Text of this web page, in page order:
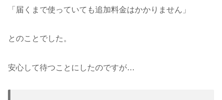
「届くまで使っていても追加料金はかかりません」
とのことでした。
安心して待つことにしたのですが…